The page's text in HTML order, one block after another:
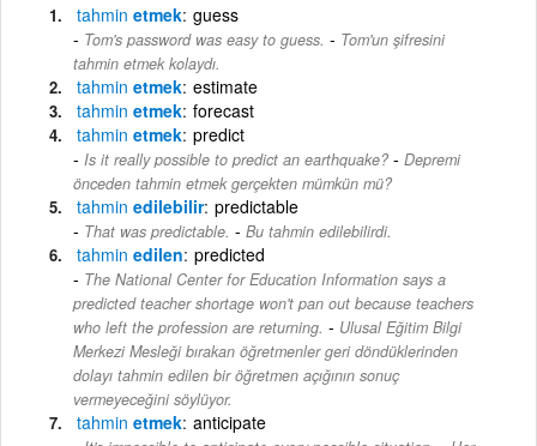
tahmin etmek guess
Tom's password was easy to guess. - Tom'un şifresini
tahmin etmek kolaydı.
tahmin etmek estimate
tahmin etmek forecast
tahmin etmek predict
Is it really possible to predict an earthquake? - Depremi
önceden tahmin etmek gerçekten mümkün mü?
tahmin edilebilir predictable
That was predictable. - Bu tahmin edilebilirdi.
tahmin edilen predicted
The National Center for Education Information says a
predicted teacher shortage won't pan out because teachers
who left the profession are returning. - Ulusal Eğitim Bilgi
Merkezi Mesleği bırakan öğretmenler geri döndüklerinden
dolayı tahmin edilen bir öğretmen açığının sonuç
vermeyeceğini söylüyor.
tahmin etmek anticipate